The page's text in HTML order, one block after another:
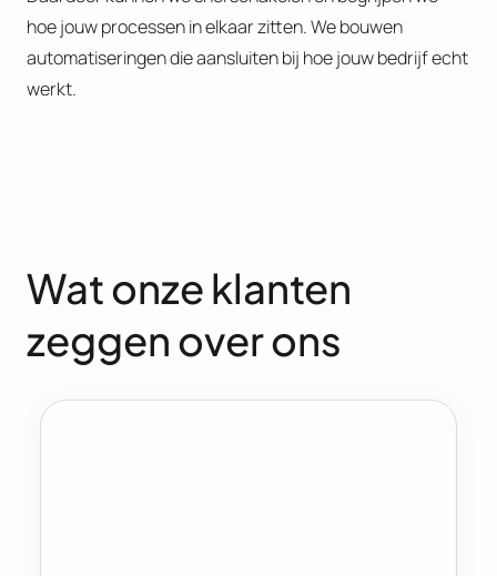
hoe jouw processen in elkaar zitten. We bouwen
automatiseringen die aansluiten bij hoe jouw bedrijf echt
werkt.
Wat onze klanten
zeggen over ons